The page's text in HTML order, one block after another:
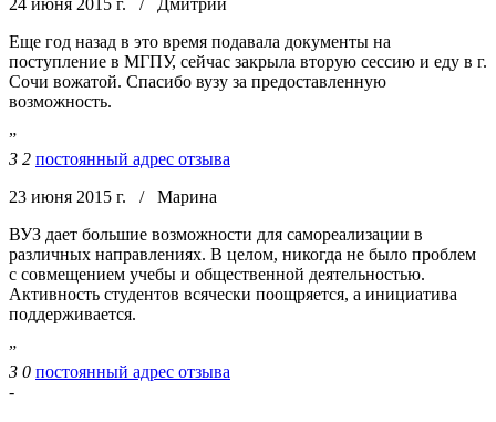
Еще год назад в это время подавала документы на
поступление в МГПУ, сейчас закрыла вторую сессию и еду в г.
Сочи вожатой. Спасибо вузу за предоставленную
возможность.
”
3 2 постоянный адрес отзыва
23 июня 2015 г.
/ Марина
ВУЗ дает большие возможности для самореализации в
различных направлениях. В целом, никогда не было проблем
с совмещением учебы и общественной деятельностью.
Активность студентов всячески поощряется, а инициатива
поддерживается.
”
3 0 постоянный адрес отзыва
-